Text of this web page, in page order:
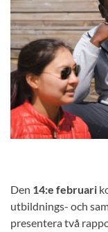
Den 14:e februari
utbildnings- och
presentera två